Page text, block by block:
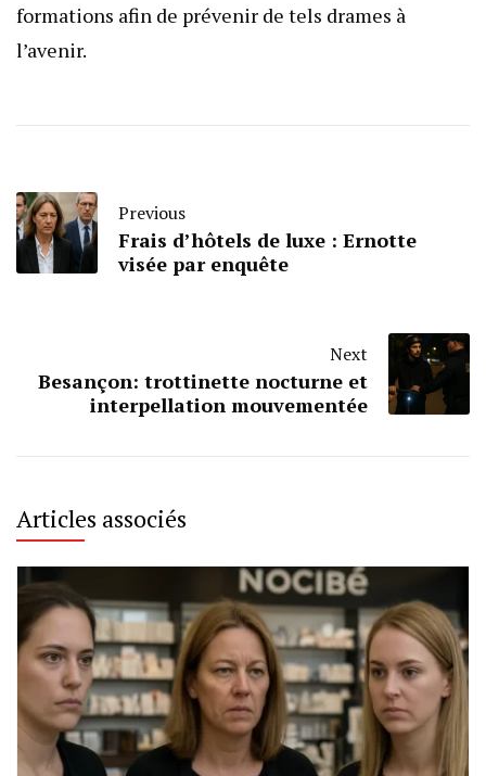
formations afin de prévenir de tels drames à
l’avenir.
Previous
Frais d’hôtels de luxe : Ernotte
visée par enquête
Next
Besançon: trottinette nocturne et
interpellation mouvementée
Articles associés